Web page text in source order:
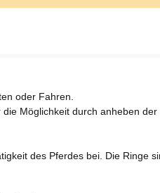
oder Fahren.
Möglichkeit durch anheben
des Pferdes bei. Die Ringe